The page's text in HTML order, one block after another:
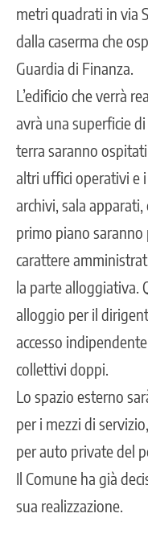
metri quadrati in via
dalla caserma che
Guardia di Finanza.
L’edificio che verrà
avrà una superficie
terra saranno
altri uffici operativi e
archivi, sala apparati,
primo piano saranno
carattere
la parte alloggiativa.
alloggio per il
accesso
collettivi doppi.
Lo spazio esterno
per i mezzi di
per auto private del
Il Comune ha già
sua realizzazione.